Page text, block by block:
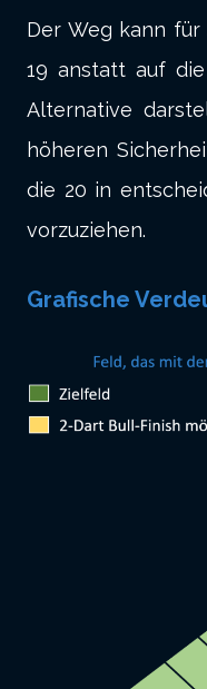
Der Weg kann
19 anstatt auf
Alternative
höheren
die 20 in
vorzuziehen.
Grafische